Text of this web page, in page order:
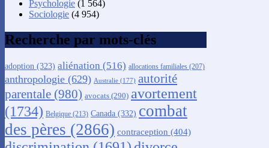
Psychologie (1 564)
Sociologie (4 954)
Recherche par mots-clés
adoption (323) aliénation (516) allocations familiales (207)
anthropologie (629) Australie (177) autorité
parentale (980) avocats (290) avortement
(1734) Belgique (213) Canada (332) combat
des pères (2866) contraception (404)